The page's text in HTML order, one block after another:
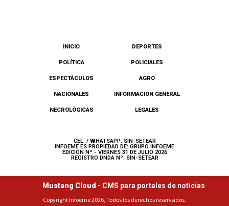
INICIO DEPORTES
POLÍTICA POLICIALES
ESPECTÁCULOS AGRO
NACIONALES INFORMACION GENERAL
NECROLÓGICAS LEGALES
CEL. / WHATSAPP: SIN-SETEAR
INFOEME ES PROPIEDAD DE: GRUPO INFOEME
EDICIÓN Nº - VIERNES 31 DE JULIO 2026
REGISTRO DNDA Nº: SIN-SETEAR
Mustang Cloud - CMS para portales de noticias
Copyright Infoeme 2026, Todos los derechos reservados.